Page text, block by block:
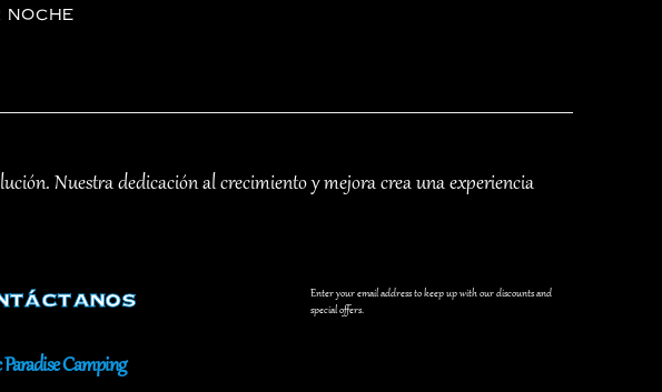
noche
Nuestra dedicación al crecimiento y mejora crea una experiencia
Camping
Enter your email address to keep up with our discounts and
special offers.